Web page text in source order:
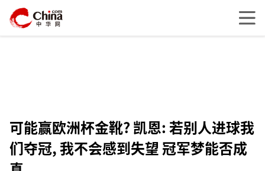
可能赢欧洲杯金靴? 凯恩: 若别人进球我
们夺冠, 我不会感到失望 冠军梦能否成